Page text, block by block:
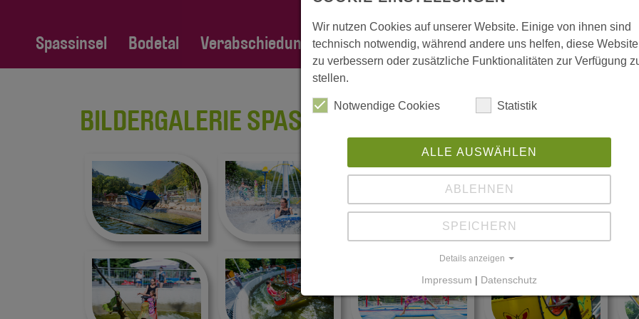
Spassinsel Bodetal Verabschiedung Familie Tietz
BILDERGALERIE SPASSINSEL
Wir nutzen Cookies auf unserer Website. Einige von ihnen sind
technisch notwendig, während andere uns helfen, diese Website
zu verbessern oder zusätzliche Funktionalitäten zur Verfügung
stellen.
Notwendige Cookies Statistik
ALLE AUSWÄHLEN
ABLEHNEN
SPEICHERN
Details anzeigen
Impressum | Datenschutz